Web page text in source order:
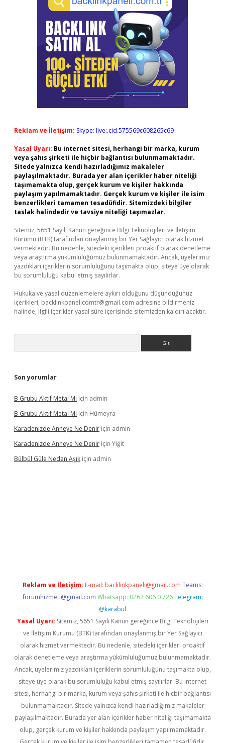
Reklam ve İletişim: Skype: live:.cid.575569c608265c69
Yasal Uyarı: Bu internet sitesi, herhangi bir marka, kurum
veya şahıs şirketi ile hiçbir bağlantısı bulunmamaktadır.
Sitede yalnızca kendi hazırladığımız makaleler
paylaşılmaktadır. Burada yer alan içerikler haber niteliği
taşımamakta olup, gerçek kurum ve kişiler hakkında
paylaşım yapılmamaktadır. Gerçek kurum ve kişiler ile isim
benzerlikleri tamamen tesadüfidir. Sitemizdeki bilgiler
taslak halindedir ve tavsiye niteliği taşımazlar.
Sitemiz, 5651 Sayılı Kanun gereğince Bilgi Teknolojileri ve İletişim
Kurumu (BTK) tarafından onaylanmış bir Yer Sağlayıcı olarak hizmet
vermektedir. Bu nedenle, sitedeki içerikleri proaktif olarak denetleme
veya araştırma yükümlülüğümüz bulunmamaktadır. Ancak, üyelerimiz
yazdıkları içeriklerin sorumluluğunu taşımakta olup, siteye üye olarak
bu sorumluluğu kabul etmiş sayılırlar.
Hukuka ve yasal düzenlemelere aykırı olduğunu düşündüğünüz
içerikleri, backlinkpanelicomtr@gmail.com adresine bildirmeniz
halinde, ilgili içerikler yasal süre içerisinde sitemizden kaldırılacaktır.
Son yorumlar
B Grubu Aktif Metal Mi için admin
B Grubu Aktif Metal Mi için Hümeyra
Karadenizde Anneye Ne Denir için admin
Karadenizde Anneye Ne Denir için Yiğit
Bülbül Güle Neden Aşık için admin
Reklam ve İletişim: E-mail: backlinkpaneli@gmail.com Teams:
forumhizmeti@gmail.com Whatsapp: 0262 606 0 726 Telegram:
@karabul
Yasal Uyarı: Sitemiz, 5651 Sayılı Kanun gereğince Bilgi Teknolojileri
ve İletişim Kurumu (BTK) tarafından onaylanmış bir Yer Sağlayıcı
olarak hizmet vermektedir. Bu nedenle, sitedeki içerikleri proaktif
olarak denetleme veya araştırma yükümlülüğümüz bulunmamaktadır.
Ancak, üyelerimiz yazdıkları içeriklerin sorumluluğunu taşımakta olup,
siteye üye olarak bu sorumluluğu kabul etmiş sayılırlar. Bu internet
sitesi, herhangi bir marka, kurum veya şahıs şirketi ile hiçbir bağlantısı
bulunmamaktadır. Sitede yalnızca kendi hazırladığımız makaleler
paylaşılmaktadır. Burada yer alan içerikler haber niteliği taşımamakta
olup, gerçek kurum ve kişiler hakkında paylaşım yapılmamaktadır.